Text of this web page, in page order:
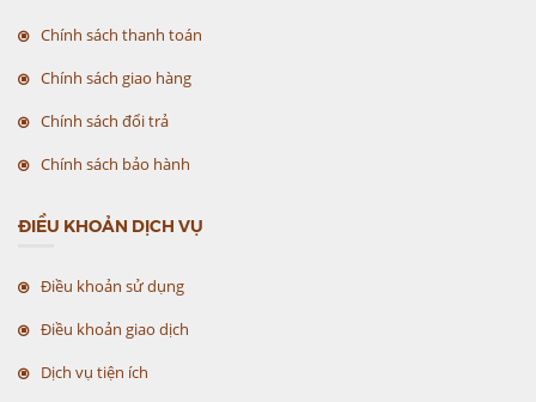
Chính sách thanh toán
Chính sách giao hàng
Chính sách đổi trả
Chính sách bảo hành
ĐIỀU KHOẢN DỊCH VỤ
Điều khoản sử dụng
Điều khoản giao dịch
Dịch vụ tiện ích